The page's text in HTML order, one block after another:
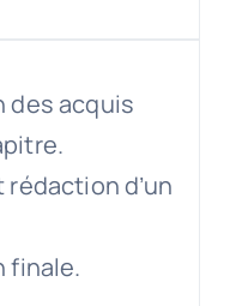
des acquis
d’un
finale.